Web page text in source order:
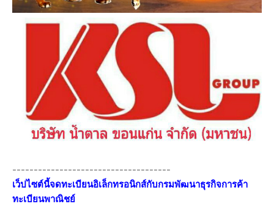
-------------------------------------
เว็ปไซต์นี้จดทะเบียนอิเล็กทรอนิกส์กับกรมพัฒนาธุรกิจการค้า
ทะเบียนพาณิชย์